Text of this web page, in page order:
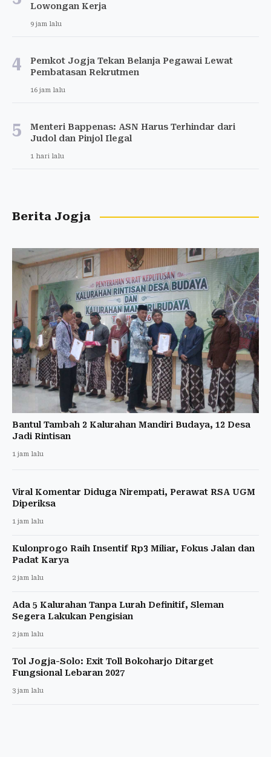
Lowongan Kerja
9 jam lalu
4
Pemkot Jogja Tekan Belanja Pegawai Lewat
Pembatasan Rekrutmen
16 jam lalu
5
Menteri Bappenas: ASN Harus Terhindar dari
Judol dan Pinjol Ilegal
1 hari lalu
Berita Jogja
Bantul Tambah 2 Kalurahan Mandiri Budaya, 12 Desa
Jadi Rintisan
1 jam lalu
Viral Komentar Diduga Nirempati, Perawat RSA UGM
Diperiksa
1 jam lalu
Kulonprogo Raih Insentif Rp3 Miliar, Fokus Jalan dan
Padat Karya
2 jam lalu
Ada 5 Kalurahan Tanpa Lurah Definitif, Sleman
Segera Lakukan Pengisian
2 jam lalu
Tol Jogja-Solo: Exit Toll Bokoharjo Ditarget
Fungsional Lebaran 2027
3 jam lalu